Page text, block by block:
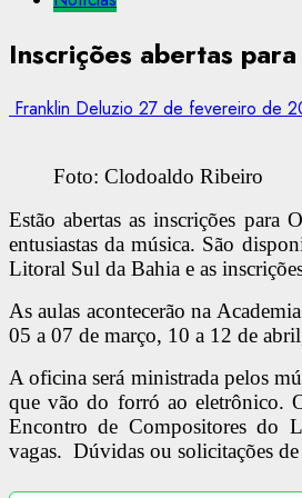
Inscrições abertas
Franklin Deluzio 27 de fevereiro de
Foto: Clodoaldo Ribeiro
Estão abertas as inscrições para
entusiastas da música. São
Litoral Sul da Bahia e as
As aulas acontecerão na
05 a 07 de março, 10 a 12 de
A oficina será ministrada pelos
que vão do forró ao eletrônico.
Encontro de Compositores do
vagas. Dúvidas ou solicitações